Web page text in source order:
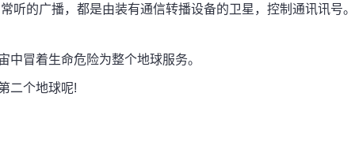
听的广播，都是由装有通信转播设备的卫星，控制通讯讯号
冒着生命危险为整个地球服务。
二个地球呢!